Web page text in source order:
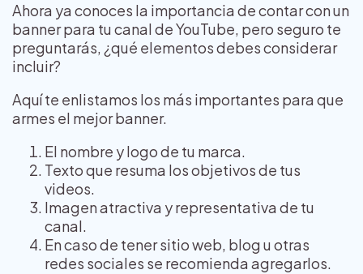
Ahora ya conoces la importancia de contar con un
banner para tu canal de YouTube, pero seguro te
preguntarás, ¿qué elementos debes considerar
incluir?
Aquí te enlistamos los más importantes para que
armes el mejor banner.
El nombre y logo de tu marca.
Texto que resuma los objetivos de tus
videos.
Imagen atractiva y representativa de tu
canal.
En caso de tener sitio web, blog u otras
redes sociales se recomienda agregarlos.